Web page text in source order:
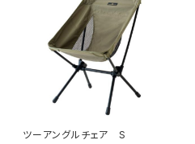
ツーアングルチェア S